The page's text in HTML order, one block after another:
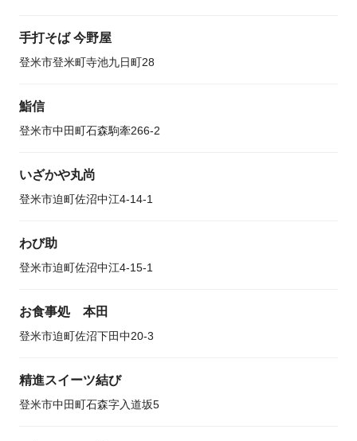
手打そば 今野屋
登米市登米町寺池九日町28
鮨信
登米市中田町石森駒牽266-2
いざかや丸尚
登米市迫町佐沼中江4-14-1
わび助
登米市迫町佐沼中江4-15-1
お食事処 本田
登米市迫町佐沼下田中20-3
精進スイーツ結び
登米市中田町石森字入道坂5